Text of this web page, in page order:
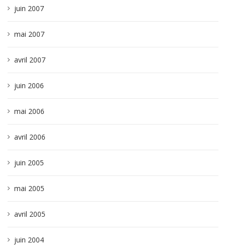
juin 2007
mai 2007
avril 2007
juin 2006
mai 2006
avril 2006
juin 2005
mai 2005
avril 2005
juin 2004